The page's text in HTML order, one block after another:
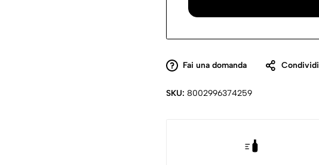
Fai una domanda Condividi
SKU: 8002996374259